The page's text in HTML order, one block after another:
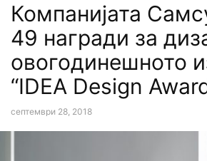
Компанијата
49 награди за
овогодинешното
“IDEA Design
септември 28, 2018